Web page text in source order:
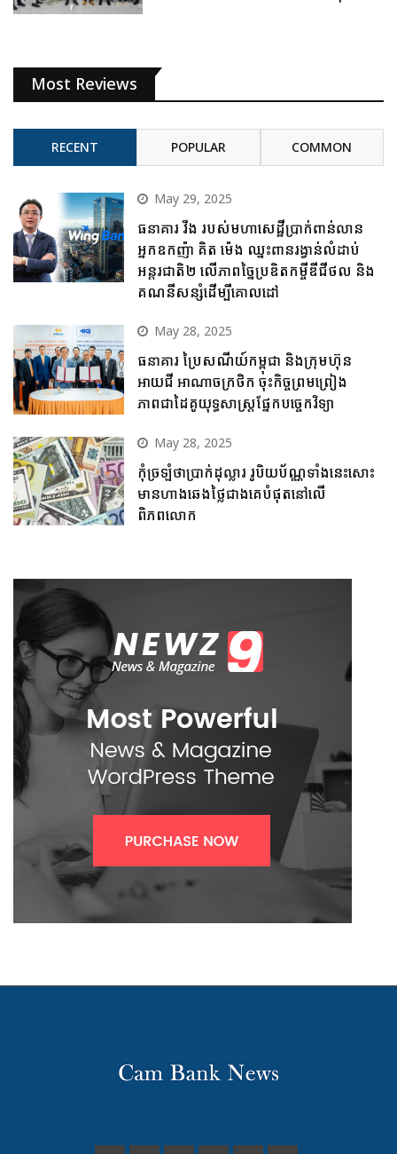
Most Reviews
RECENT POPULAR COMMON
May 29, 2025
ធនាគារ វីង របស់មហាសេដ្ឋីប្រាក់ពាន់លាន
អ្នកឧកញ៉ា គិត ម៉េង ឈ្នះពានរង្វាន់លំដាប់
អន្តរជាតិ២ លើភាពច្នៃប្រឌិតកម្ចីឌីជីថល និង
គណនីសន្សំដើម្បីគោលដៅ
May 28, 2025
ធនាគារ ប្រៃសណីយ៍កម្ពុជា និងក្រុមហ៊ុន
អាយជី អាណាចក្រថិក ចុះកិច្ចព្រមព្រៀង
ភាពជាដៃគូយុទ្ធសាស្ត្រផ្នែកបច្ចេកវិទ្យា
May 28, 2025
កុំច្រឡំថាប្រាក់ដុល្លារ រូបិយប័ណ្ណទាំងនេះសោះ
មានហាងឆេងថ្លៃជាងគេបំផុតនៅលើ
ពិភពលោក